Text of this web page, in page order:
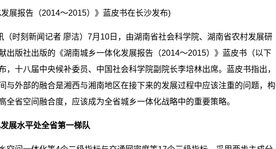
报告（2014～2015）》蓝皮书在长沙发布)
刻新闻记者 廖洁）7月10日，由湖南省社会科学院、湖南省农村发展研
出版社出版的《湖南城乡一体化发展报告（2014～2015）》蓝皮书（以下
，十八届中央候补委员、中国社会科学院副院长李培林出席。蓝皮书指出，
与外部的融合是湘西与湘南地区在接下来的发展过程中应该注重的问题，构
全省空间融合度，应该成为全省城乡一体化战略中的重要策略。
展水平处全省第一梯队